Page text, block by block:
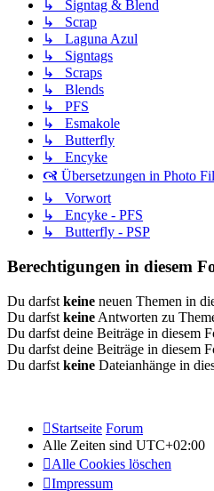
↳ Signtag & Blend
↳ Scrap
↳ Laguna Azul
↳ Signtags
↳ Scraps
↳ Blends
↳ PFS
↳ Esmakole
↳ Butterfly
↳ Encyke
🙧 Übersetzungen in Photo
↳ Vorwort
↳ Encyke - PFS
↳ Butterfly - PSP
Berechtigungen in diesem
Du darfst keine neuen Themen in
Du darfst keine Antworten zu
Du darfst deine Beiträge in diesem
Du darfst deine Beiträge in diesem
Du darfst keine Dateianhänge in
Startseite Forum
Alle Zeiten sind UTC+02:00
Alle Cookies löschen
Impressum